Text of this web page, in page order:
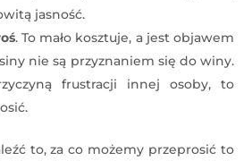
jasność.
. To mało kosztuje, a jest objawem
nie są przyznaniem się do winy.
frustracji innej osoby, to
to, za co możemy przeprosić to